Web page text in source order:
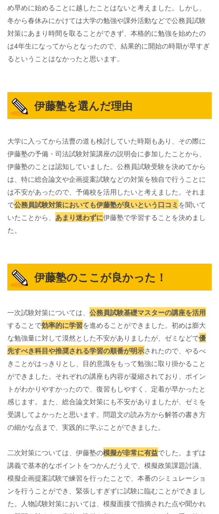
め早めに始めることに越したことはないと考えました。しかし、
冬から春休みにかけては大学の勉強や課外活動などで公務員試験
対策にあまり時間を取ることができず、本格的に勉強を始めたの
は4年生になってからとなったので、結果的に開始の時期が早すぎ
るということはなかったと思います。
伊藤塾を選んだ理由
大学に入ってから法曹の道も検討していた時期もあり、その際に
伊藤塾の予備・司法試験対策講座の説明会に参加したことから、
伊藤塾のことは認知していました。公務員試験受験を決めてから
は、特に総合論文や企画提案試験などの対策を独自で行うことに
は不安があったので、予備校を活用したいと考えました。それま
で公務員試験対策においても伊藤塾が良いという口コミ を聞いて
いたことから、 あまり迷わずに伊藤塾で学習することを決めまし
た。
伊藤塾のここが良かった！
一次試験対策については、 公務員試験基礎マスターの講座を活用
することで効率的に学習を進めることができました。初めは膨大
な勉強量に対して漠然とした不安がありましたが、ゼミなどで優
先すべき科目や推奨される学習の順番が明示されたので、やるべ
きことがはっきりとし、目的意識をもって勉強に取り掛かること
ができました。それぞれの講座も内容が凝縮されており、ポイン
トがわかりやすかったので、復習もしやすく、定着が早かったと
感じます。また、総合論文対策にも不安がありましたが、ゼミを
受講してよかったと思います。問題文の読み方から解答の書き方
の細かな点まで、実践的に学ぶことができました。
二次対策については、伊藤塾の模擬が非常に有益でした。まずは
講義で基本的なポイントをつかんだうえで、模擬政策課題討議、
模擬企画提案試験で練習を行ったことで、本番のシミュレーショ
ンを行うことができ、緊張しすぎずに試験に臨むことができまし
た。人物試験対策においては、模擬面接で指摘された点や聞かれ